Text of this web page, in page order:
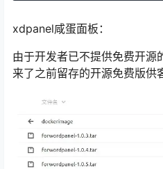
xdpanel咸蛋面板：
由于开发者已不提供免费开源
来了之前留存的开源免费版供